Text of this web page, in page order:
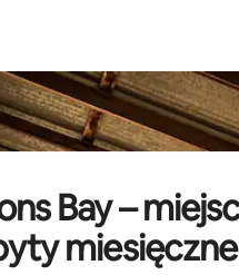
Bay –
miesięczne